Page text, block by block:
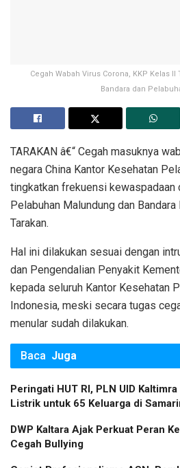
Cegah Wabah Virus Corona, KKP Kelas
Bandara dan
TARAKAN â€“ Cegah masuknya
negara China Kantor Kesehatan
tingkatkan frekuensi kewaspadaan
Pelabuhan Malundung dan
Tarakan.
Hal ini dilakukan sesuai dengan
dan Pengendalian Penyakit
kepada seluruh Kantor Kesehatan
Indonesia, meski secara tugas
menular sudah dilakukan.
Baca Juga
Peringati HUT RI, PLN UID
Listrik untuk 65 Keluarga di
DWP Kaltara Ajak Perkuat Peran
Cegah Bullying